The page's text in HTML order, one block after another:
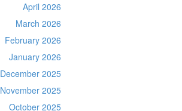
April 2026
March 2026
February 2026
January 2026
December 2025
November 2025
October 2025